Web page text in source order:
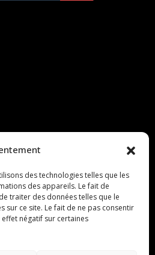
des technologies telles que les
des appareils. Le fait de
traiter des données telles que le
sur ce site. Le fait de ne pas consentir
négatif sur certaines